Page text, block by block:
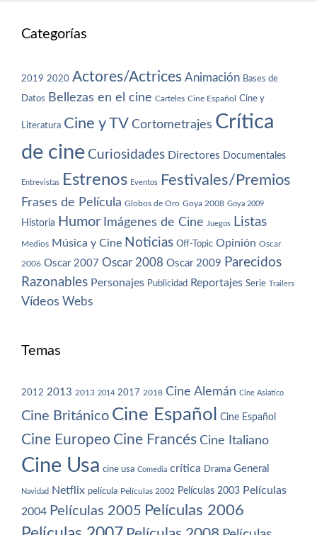
Categorías
2019 2020 Actores/Actrices Animación Bases de
Datos Bellezas en el cine Carteles Cine Español Cine y
Literatura Cine y TV Cortometrajes Crítica
de cine Curiosidades Directores Documentales
Entrevistas Estrenos Eventos Festivales/Premios
Frases de Película Globos de Oro Goya 2008 Goya 2009
Historia Humor Imágenes de Cine Juegos Listas
Medios Música y Cine Noticias Off-Topic Opinión Oscar
2006 Oscar 2007 Oscar 2008 Oscar 2009 Parecidos
Razonables Personajes Publicidad Reportajes Serie Trailers
Vídeos Webs
Temas
2012 2013 2013 2014 2017 2018 Cine Alemán Cine Asiático
Cine Británico Cine Español Cine Español
Cine Europeo Cine Francés Cine Italiano
Cine Usa cine usa Comedia crítica Drama General
Navidad Netflix película Películas 2002 Películas 2003 Películas
2004 Películas 2005 Películas 2006